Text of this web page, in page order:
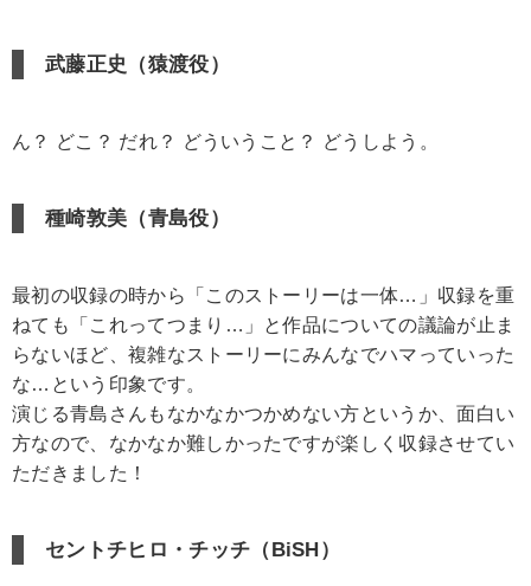
武藤正史（猿渡役）
ん？ どこ？ だれ？ どういうこと？ どうしよう。
種崎敦美（青島役）
最初の収録の時から「このストーリーは一体…」収録を重
ねても「これってつまり…」と作品についての議論が止ま
らないほど、複雑なストーリーにみんなでハマっていった
な…という印象です。
演じる青島さんもなかなかつかめない方というか、面白い
方なので、なかなか難しかったですが楽しく収録させてい
ただきました！
セントチヒロ・チッチ（BiSH）